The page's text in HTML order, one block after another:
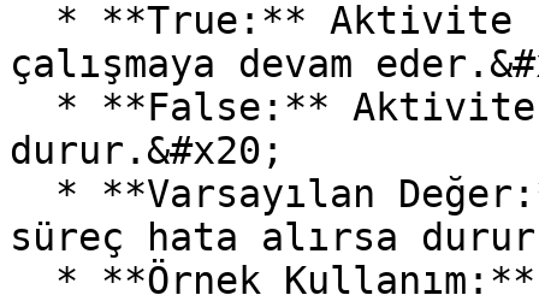
çalışmaya devam
durur.&#x20;
süreç hata alırsa